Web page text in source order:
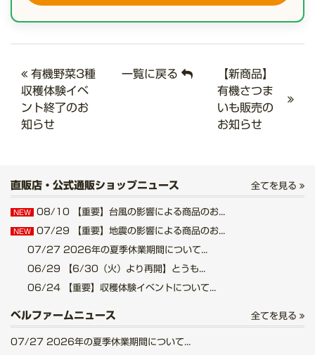
有機野菜3種
収穫体験イベ
ント終了のお
知らせ
一覧に戻る
【新商品】
有機さつま
いも販売の
お知らせ
直販店・公式通販ショップニュース 全てを見る
NEW 08/10 【重要】台風の影響による商品のお...
NEW 07/29 【重要】地震の影響による商品のお...
07/27 2026年の夏季休業期間について...
06/29 【6/30（火）より再開】とうも...
06/24 【重要】収穫体験イベントについて...
ベルファームニュース 全てを見る
07/27 2026年の夏季休業期間について...